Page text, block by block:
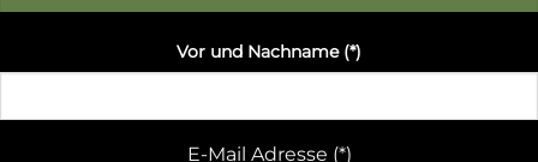
Vor und Nachname (*)
E-Mail Adresse (*)